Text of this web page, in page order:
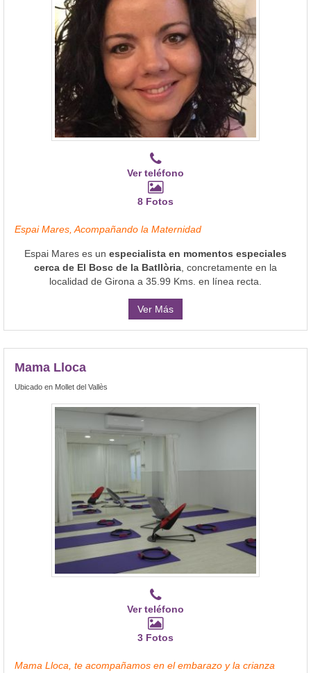
Ver teléfono
8 Fotos
Espai Mares, Acompañando la Maternidad
Espai Mares es un especialista en momentos especiales
cerca de El Bosc de la Batllòria , concretamente en la
localidad de Girona a 35.99 Kms. en línea recta.
Ver Más
Mama Lloca
Ubicado en Mollet del Vallès
Ver teléfono
3 Fotos
Mama Lloca, te acompañamos en el embarazo y la crianza